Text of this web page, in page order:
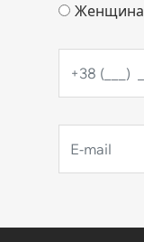
Женщина